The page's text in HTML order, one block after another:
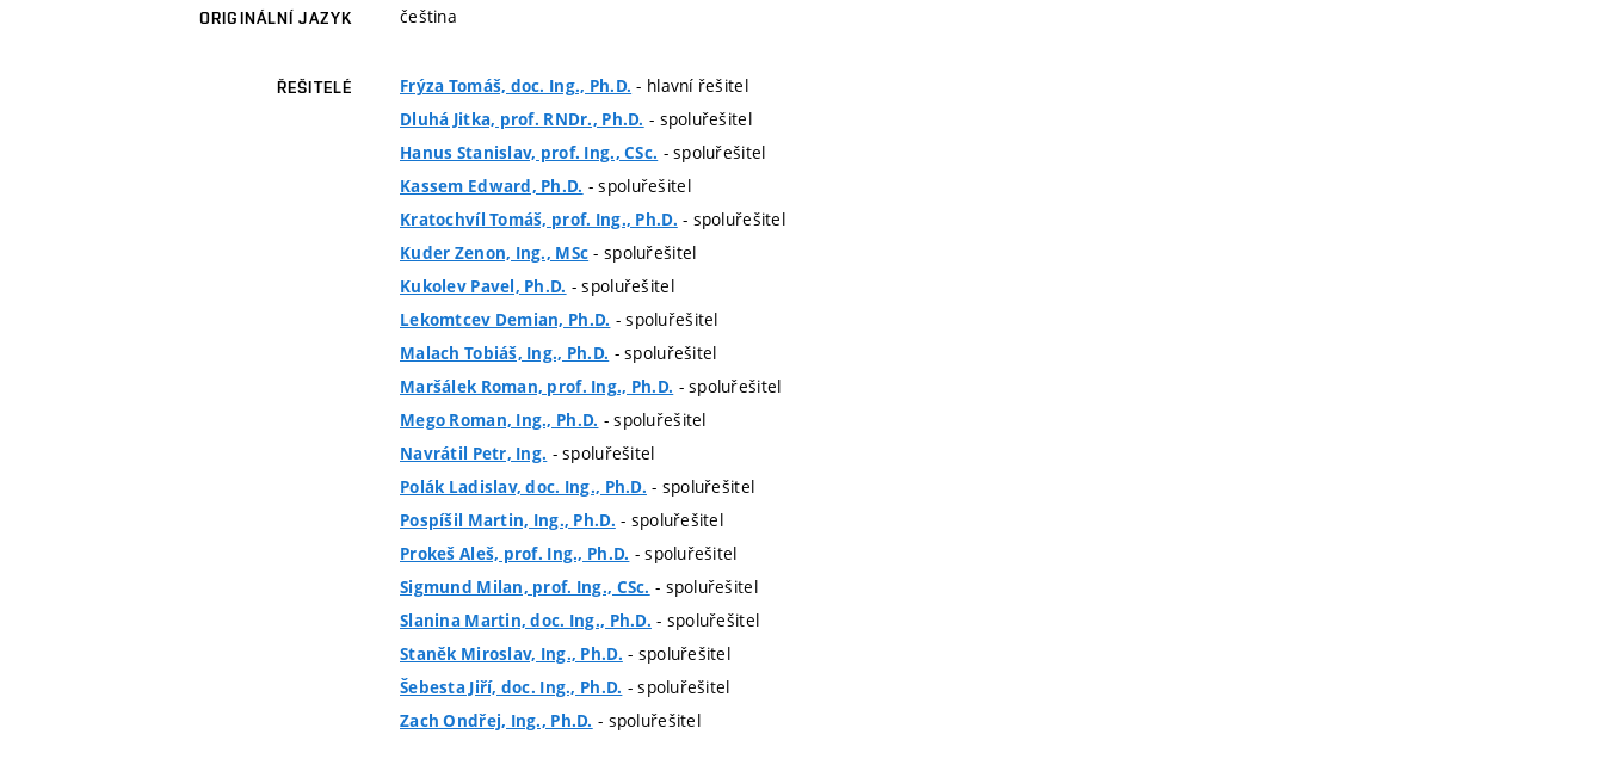
ORIGINÁLNÍ JAZYK čeština
ŘEŠITELÉ Frýza Tomáš, doc. Ing., Ph.D. - hlavní řešitel
Dluhá Jitka, prof. RNDr., Ph.D. - spoluřešitel
Hanus Stanislav, prof. Ing., CSc. - spoluřešitel
Kassem Edward, Ph.D. - spoluřešitel
Kratochvíl Tomáš, prof. Ing., Ph.D. - spoluřešitel
Kuder Zenon, Ing., MSc - spoluřešitel
Kukolev Pavel, Ph.D. - spoluřešitel
Lekomtcev Demian, Ph.D. - spoluřešitel
Malach Tobiáš, Ing., Ph.D. - spoluřešitel
Maršálek Roman, prof. Ing., Ph.D. - spoluřešitel
Mego Roman, Ing., Ph.D. - spoluřešitel
Navrátil Petr, Ing. - spoluřešitel
Polák Ladislav, doc. Ing., Ph.D. - spoluřešitel
Pospíšil Martin, Ing., Ph.D. - spoluřešitel
Prokeš Aleš, prof. Ing., Ph.D. - spoluřešitel
Sigmund Milan, prof. Ing., CSc. - spoluřešitel
Slanina Martin, doc. Ing., Ph.D. - spoluřešitel
Staněk Miroslav, Ing., Ph.D. - spoluřešitel
Šebesta Jiří, doc. Ing., Ph.D. - spoluřešitel
Zach Ondřej, Ing., Ph.D. - spoluřešitel